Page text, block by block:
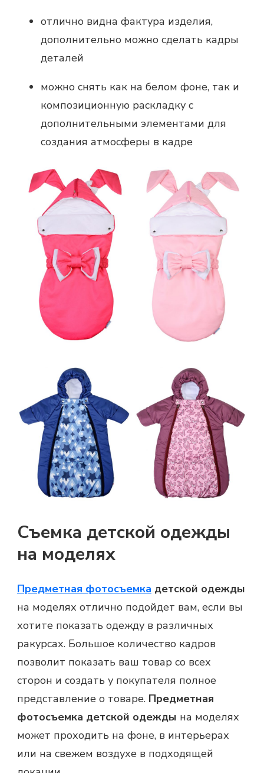
отлично видна фактура изделия,
дополнительно можно сделать кадры
деталей
можно снять как на белом фоне, так и
композиционную раскладку с
дополнительными элементами для
создания атмосферы в кадре
Съемка детской одежды
на моделях
Предметная фотосъемка детской одежды
на моделях отлично подойдет вам, если вы
хотите показать одежду в различных
ракурсах. Большое количество кадров
позволит показать ваш товар со всех
сторон и создать у покупателя полное
представление о товаре. Предметная
фотосъемка детской одежды на моделях
может проходить на фоне, в интерьерах
или на свежем воздухе в подходящей